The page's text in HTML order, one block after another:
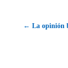
← La opinión